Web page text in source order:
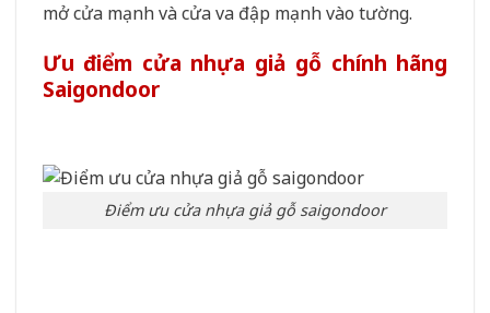
mở cửa mạnh và cửa va đập mạnh vào tường.
Ưu điểm cửa nhựa giả gỗ chính hãng
Saigondoor
Điểm ưu cửa nhựa giả gỗ saigondoor